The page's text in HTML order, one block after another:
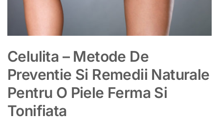
Celulita – Metode De
Preventie Si Remedii Naturale
Pentru O Piele Ferma Si
Tonifiata